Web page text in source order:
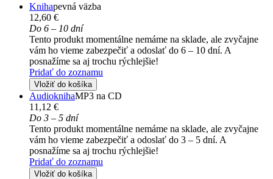
Knihapevná väzba
12,60 €
Do 6 – 10 dní
Tento produkt momentálne nemáme na sklade, ale zvyčajne
vám ho vieme zabezpečiť a odoslať do 6 – 10 dní. A
posnažíme sa aj trochu rýchlejšie!
Pridať do zoznamu
Vložiť do košíka
AudioknihaMP3 na CD
11,12 €
Do 3 – 5 dní
Tento produkt momentálne nemáme na sklade, ale zvyčajne
vám ho vieme zabezpečiť a odoslať do 3 – 5 dní. A
posnažíme sa aj trochu rýchlejšie!
Pridať do zoznamu
Vložiť do košíka